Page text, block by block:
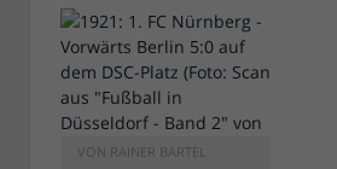
VON RAINER BARTEL